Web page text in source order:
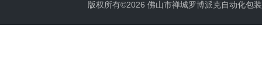
版权所有©2026 佛山市禅城罗博派克自动化